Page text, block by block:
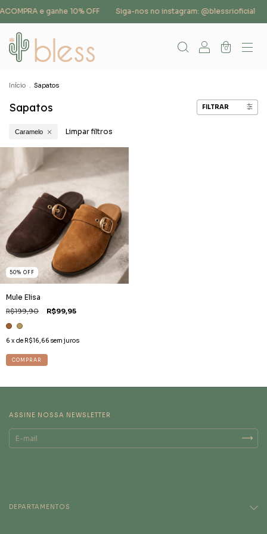
e ganhe 10% OFF Siga-nos no instagram: @blessrioficial
0
Início . Sapatos
Sapatos FILTRAR
Caramelo Limpar filtros
50% OFF
Mule Elisa
R$199,90 R$99,95
6 x de R$16,66 sem juros
COMPRAR
ASSINE NOSSA NEWSLETTER
DEPARTAMENTOS